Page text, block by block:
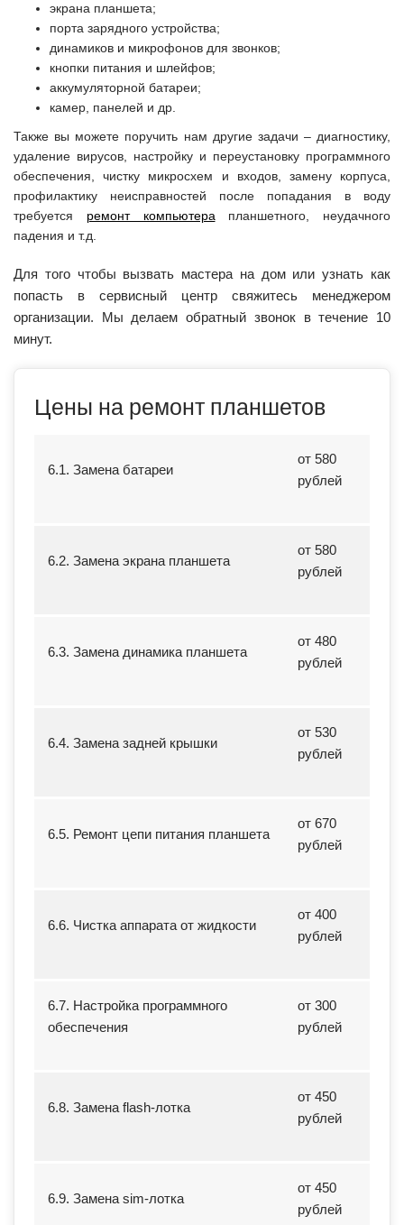
экрана планшета;
порта зарядного устройства;
динамиков и микрофонов для звонков;
кнопки питания и шлейфов;
аккумуляторной батареи;
камер, панелей и др.
Также вы можете поручить нам другие задачи – диагностику,
удаление вирусов, настройку и переустановку программного
обеспечения, чистку микросхем и входов, замену корпуса,
профилактику неисправностей после попадания в воду
требуется ремонт компьютера планшетного, неудачного
падения и т.д.
Для того чтобы вызвать мастера на дом или узнать как
попасть в сервисный центр свяжитесь менеджером
организации. Мы делаем обратный звонок в течение 10
минут.
Цены на ремонт планшетов
6.1. Замена батареи
от 580
рублей
6.2. Замена экрана планшета
от 580
рублей
6.3. Замена динамика планшета
от 480
рублей
6.4. Замена задней крышки
от 530
рублей
6.5. Ремонт цепи питания планшета
от 670
рублей
6.6. Чистка аппарата от жидкости
от 400
рублей
6.7. Настройка программного
обеспечения
от 300
рублей
6.8. Замена flash-лотка
от 450
рублей
6.9. Замена sim-лотка
от 450
рублей